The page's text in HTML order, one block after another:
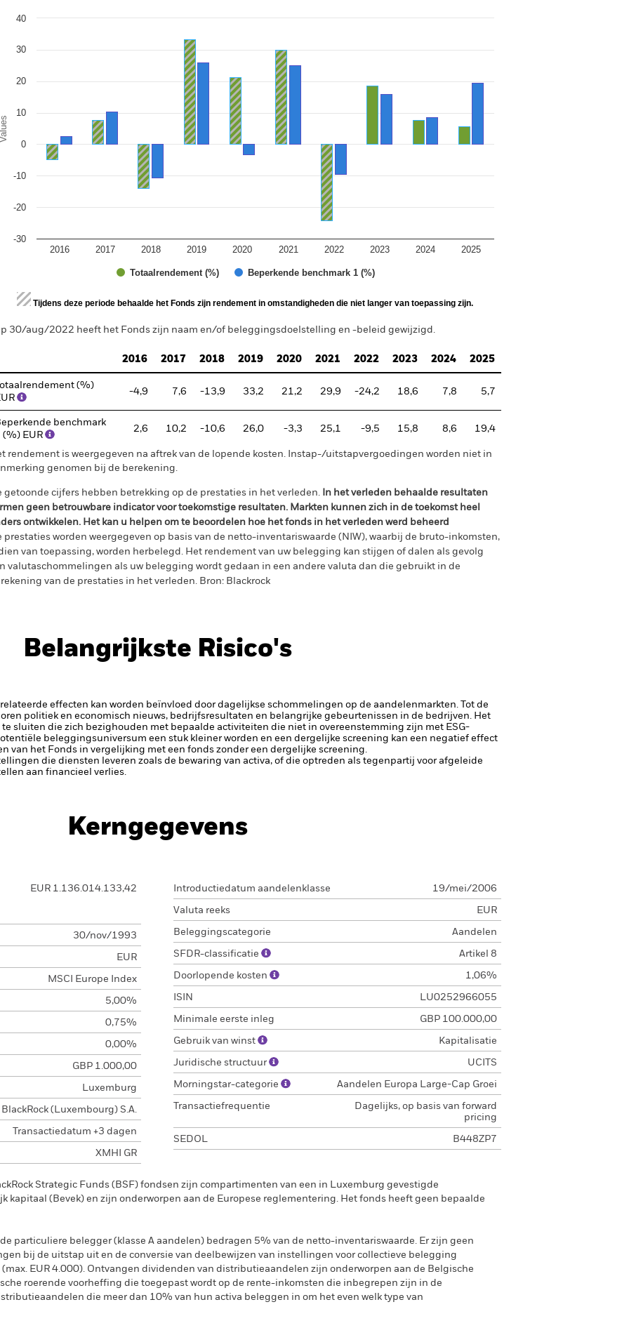
chart with 2 data series.
chart has 1 Y axis displaying Values. Range: -30 to 40.
Values
Totaalrendement (%) Beperkende benchmark 1 (%)
2016 2017 2018 2019 2020 2021 2022 2023 2024 2025
-30
-20
-10
0
10
20
30
40
of interactive chart.
Tijdens deze periode behaalde het Fonds zijn rendement in omstandigheden die niet langer van toepassing zijn.
30/aug/2022 heeft het Fonds zijn naam en/of beleggingsdoelstelling en -beleid gewijzigd.
2016 2017 2018 2019 2020 2021 2022 2023 2024 2025
Totaalrendement (%)
-4,9 7,6 -13,9 33,2 21,2 29,9 -24,2 18,6 7,8 5,7
benchmark
(%) EUR
2,6 10,2 -10,6 26,0 -3,3 25,1 -9,5 15,8 8,6 19,4
rendement is weergegeven na aftrek van de lopende kosten. Instap-/uitstapvergoedingen worden niet in
genomen bij de berekening.
getoonde cijfers hebben betrekking op de prestaties in het verleden. In het verleden behaalde resultaten
geen betrouwbare indicator voor toekomstige resultaten. Markten kunnen zich in de toekomst heel
ontwikkelen. Het kan u helpen om te beoordelen hoe het fonds in het verleden werd beheerd
prestaties worden weergegeven op basis van de netto-inventariswaarde (NIW), waarbij de bruto-inkomsten,
van toepassing, worden herbelegd. Het rendement van uw belegging kan stijgen of dalen als gevolg
valutaschommelingen als uw belegging wordt gedaan in een andere valuta dan die gebruikt in de
van de prestaties in het verleden. Bron: Blackrock
Belangrijkste Risico's
effecten kan worden beïnvloed door dagelijkse schommelingen op de aandelenmarkten. Tot de
politiek en economisch nieuws, bedrijfsresultaten en belangrijke gebeurtenissen in de bedrijven. Het
sluiten die zich bezighouden met bepaalde activiteiten die niet in overeenstemming zijn met ESG-
beleggingsuniversum een stuk kleiner worden en een dergelijke screening kan een negatief effect
van het Fonds in vergelijking met een fonds zonder een dergelijke screening.
die diensten leveren zoals de bewaring van activa, of die optreden als tegenpartij voor afgeleide
aan financieel verlies.
Kerngegevens
EUR 1.136.014.133,42
30/nov/1993
EUR
MSCI Europe Index
5,00%
0,75%
0,00%
GBP 1.000,00
Luxemburg
BlackRock (Luxembourg) S.A.
Transactiedatum +3 dagen
XMHI GR
Introductiedatum aandelenklasse 19/mei/2006
Valuta reeks EUR
Beleggingscategorie Aandelen
SFDR-classificatie Artikel 8
Doorlopende kosten 1,06%
ISIN LU0252966055
Minimale eerste inleg GBP 100.000,00
Gebruik van winst Kapitalisatie
Juridische structuur UCITS
Morningstar-categorie Aandelen Europa Large-Cap Groei
Transactiefrequentie
Dagelijks, op basis van forward
pricing
SEDOL B448ZP7
Strategic Funds (BSF) fondsen zijn compartimenten van een in Luxemburg gevestigde
kapitaal (Bevek) en zijn onderworpen aan de Europese reglementering. Het fonds heeft geen bepaalde
particuliere belegger (klasse A aandelen) bedragen 5% van de netto-inventariswaarde. Er zijn geen
bij de uitstap uit en de conversie van deelbewijzen van instellingen voor collectieve belegging
EUR 4.000). Ontvangen dividenden van distributieaandelen zijn onderworpen aan de Belgische
roerende voorheffing die toegepast wordt op de rente-inkomsten die inbegrepen zijn in de
die meer dan 10% van hun activa beleggen in om het even welk type van